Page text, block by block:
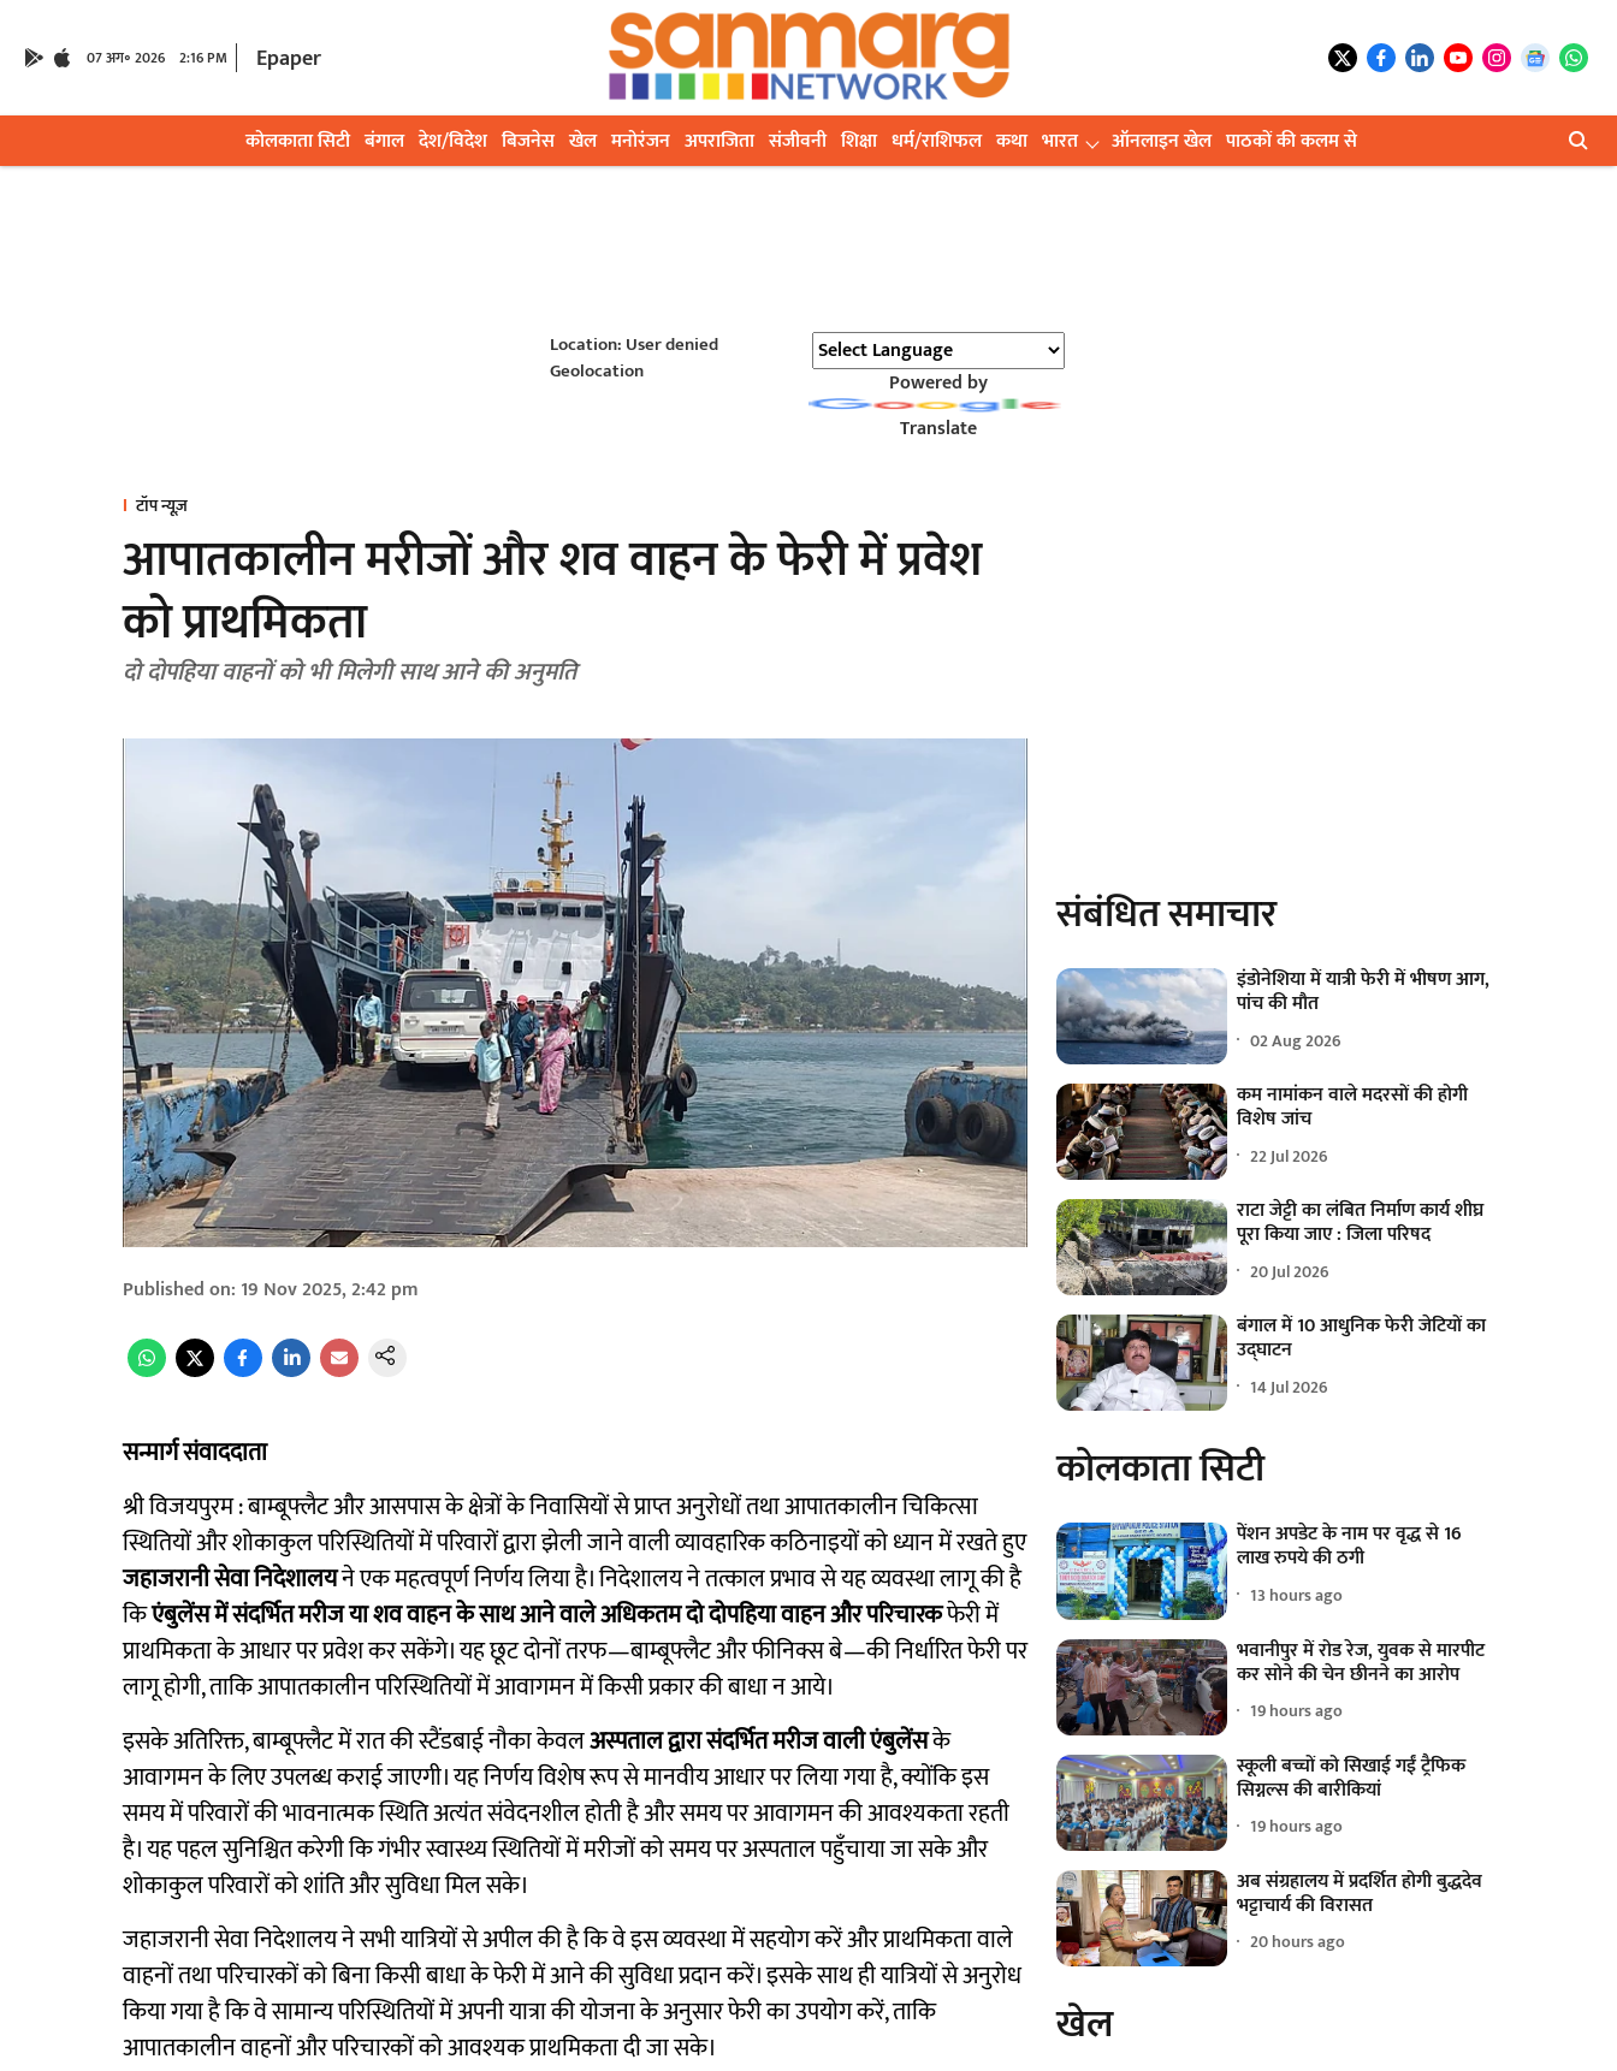
07 अग॰ 2026 2:16 PM Epaper
कोलकाता सिटी बंगाल देश/विदेश बिजनेस खेल मनोरंजन अपराजिता संजीवनी शिक्षा धर्म/राशिफल कथा भारत ऑनलाइन खेल पाठकों की कलम से
Location: User denied
Geolocation
Powered by
Translate
टॉप न्यूज़
आपातकालीन मरीजों और शव वाहन के फेरी में प्रवेश
को प्राथमिकता
दो दोपहिया वाहनों को भी मिलेगी साथ आने की अनुमति
Published on: 19 Nov 2025, 2:42 pm
सन्मार्ग संवाददाता
श्री विजयपुरम : बाम्बूफ्लैट और आसपास के क्षेत्रों के निवासियों से प्राप्त अनुरोधों तथा आपातकालीन चिकित्सा
स्थितियों और शोकाकुल परिस्थितियों में परिवारों द्वारा झेली जाने वाली व्यावहारिक कठिनाइयों को ध्यान में रखते हुए
जहाजरानी सेवा निदेशालयने एक महत्वपूर्ण निर्णय लिया है। निदेशालय ने तत्काल प्रभाव से यह व्यवस्था लागू की है
किएंबुलेंस में संदर्भित मरीज या शव वाहन के साथ आने वाले अधिकतम दो दोपहिया वाहन और परिचारकफेरी में
प्राथमिकता के आधार पर प्रवेश कर सकेंगे। यह छूट दोनों तरफ—बाम्बूफ्लैट और फीनिक्स बे—की निर्धारित फेरी पर
लागू होगी, ताकि आपातकालीन परिस्थितियों में आवागमन में किसी प्रकार की बाधा न आये।
इसके अतिरिक्त, बाम्बूफ्लैट में रात की स्टैंडबाई नौका केवलअस्पताल द्वारा संदर्भित मरीज वाली एंबुलेंसके
आवागमन के लिए उपलब्ध कराई जाएगी। यह निर्णय विशेष रूप से मानवीय आधार पर लिया गया है, क्योंकि इस
समय में परिवारों की भावनात्मक स्थिति अत्यंत संवेदनशील होती है और समय पर आवागमन की आवश्यकता रहती
है। यह पहल सुनिश्चित करेगी कि गंभीर स्वास्थ्य स्थितियों में मरीजों को समय पर अस्पताल पहुँचाया जा सके और
शोकाकुल परिवारों को शांति और सुविधा मिल सके।
जहाजरानी सेवा निदेशालय ने सभी यात्रियों से अपील की है कि वे इस व्यवस्था में सहयोग करें और प्राथमिकता वाले
वाहनों तथा परिचारकों को बिना किसी बाधा के फेरी में आने की सुविधा प्रदान करें। इसके साथ ही यात्रियों से अनुरोध
किया गया है कि वे सामान्य परिस्थितियों में अपनी यात्रा की योजना के अनुसार फेरी का उपयोग करें, ताकि
आपातकालीन वाहनों और परिचारकों को आवश्यक प्राथमिकता दी जा सके।
संबंधित समाचार
इंडोनेशिया में यात्री फेरी में भीषण आग,
पांच की मौत
02 Aug 2026
कम नामांकन वाले मदरसों की होगी
विशेष जांच
22 Jul 2026
राटा जेट्टी का लंबित निर्माण कार्य शीघ्र
पूरा किया जाए : जिला परिषद
20 Jul 2026
बंगाल में 10 आधुनिक फेरी जेटियों का
उद्घाटन
14 Jul 2026
कोलकाता सिटी
पेंशन अपडेट के नाम पर वृद्ध से 16
लाख रुपये की ठगी
13 hours ago
भवानीपुर में रोड रेज, युवक से मारपीट
कर सोने की चेन छीनने का आरोप
19 hours ago
स्कूली बच्चों को सिखाई गईं ट्रैफिक
सिग्नल्स की बारीकियां
19 hours ago
अब संग्रहालय में प्रदर्शित होगी बुद्धदेव
भट्टाचार्य की विरासत
20 hours ago
खेल